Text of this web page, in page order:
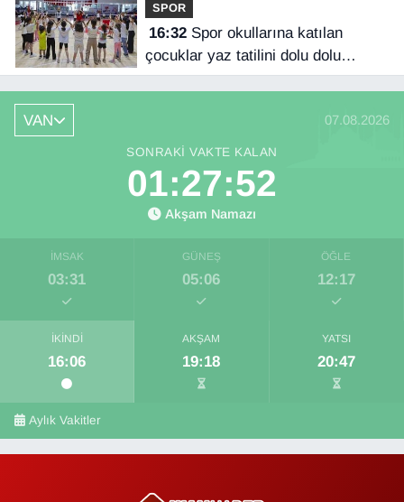
SPOR
16:32Spor okullarına katılan
çocuklar yaz tatilini dolu dolu
geçiriyor
VAN 07.08.2026
SONRAKI VAKTE KALAN
01:27:51
Akşam Namazı
İMSAK
03:31
GÜNEŞ
05:06
ÖĞLE
12:17
İKINDI
16:06
AKŞAM
19:18
YATSI
20:47
Aylık Vakitler